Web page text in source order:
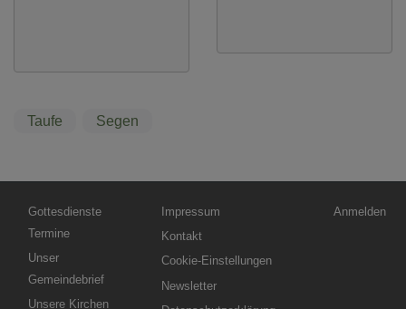
Taufe Segen
Hauptnavigation
Gottesdienste
Termine
Unser
Gemeindebrief
Unsere Kirchen
Fußbereichsmenü
Impressum
Kontakt
Cookie-Einstellungen
Newsletter
Anmelden